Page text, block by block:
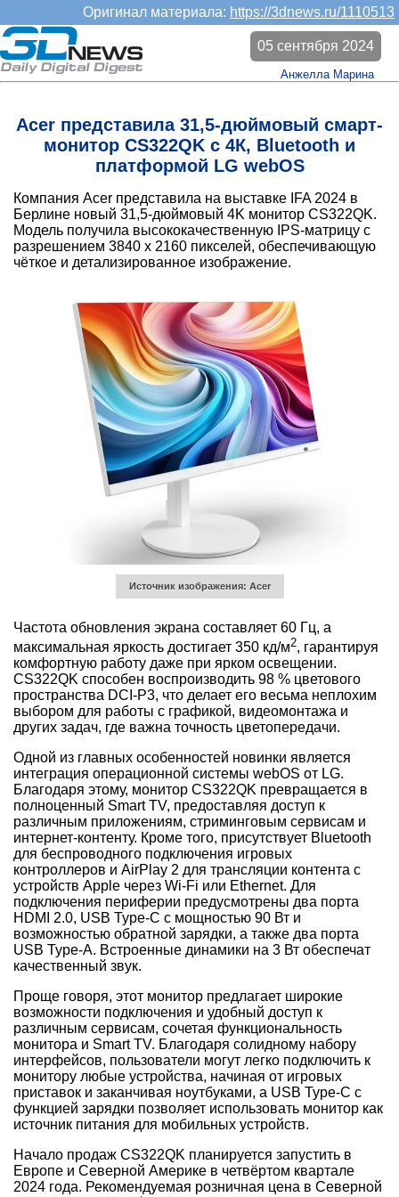
Оригинал материала: https://3dnews.ru/1110513
Acer представила 31,5-дюймовый смарт-
монитор CS322QK с 4К, Bluetooth и
платформой LG webOS
05 сентября 2024
Анжелла Марина
Компания Acer представила на выставке IFA 2024 в
Берлине новый 31,5-дюймовый 4K монитор CS322QK.
Модель получила высококачественную IPS-матрицу с
разрешением 3840 x 2160 пикселей, обеспечивающую
чёткое и детализированное изображение.
Источник изображения: Acer
Частота обновления экрана составляет 60 Гц, а
максимальная яркость достигает 350 кд/м2, гарантируя
комфортную работу даже при ярком освещении.
CS322QK способен воспроизводить 98 % цветового
пространства DCI-P3, что делает его весьма неплохим
выбором для работы с графикой, видеомонтажа и
других задач, где важна точность цветопередачи.
Одной из главных особенностей новинки является
интеграция операционной системы webOS от LG.
Благодаря этому, монитор CS322QK превращается в
полноценный Smart TV, предоставляя доступ к
различным приложениям, стриминговым сервисам и
интернет-контенту. Кроме того, присутствует Bluetooth
для беспроводного подключения игровых
контроллеров и AirPlay 2 для трансляции контента с
устройств Apple через Wi-Fi или Ethernet. Для
подключения периферии предусмотрены два порта
HDMI 2.0, USB Type-C с мощностью 90 Вт и
возможностью обратной зарядки, а также два порта
USB Type-A. Встроенные динамики на 3 Вт обеспечат
качественный звук.
Проще говоря, этот монитор предлагает широкие
возможности подключения и удобный доступ к
различным сервисам, сочетая функциональность
монитора и Smart TV. Благодаря солидному набору
интерфейсов, пользователи могут легко подключить к
монитору любые устройства, начиная от игровых
приставок и заканчивая ноутбуками, а USB Type-C с
функцией зарядки позволяет использовать монитор как
источник питания для мобильных устройств.
Начало продаж CS322QK планируется запустить в
Европе и Северной Америке в четвёртом квартале
2024 года. Рекомендуемая розничная цена в Северной